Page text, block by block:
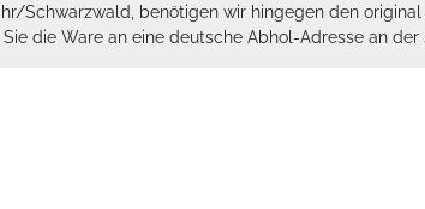
Schwarzwald, benötigen wir hingegen den
die Ware an eine deutsche Abhol-Adresse an der